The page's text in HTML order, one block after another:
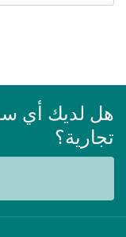
هل لديك أي
تجارية؟